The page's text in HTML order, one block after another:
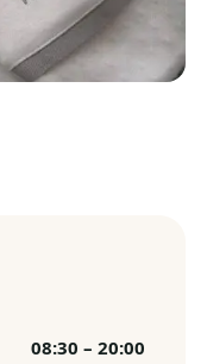
08:30 – 20:00